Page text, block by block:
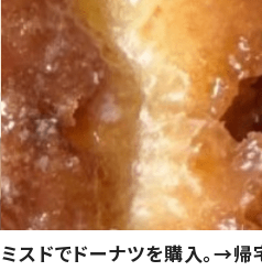
ミスドでドーナツを購入。→帰